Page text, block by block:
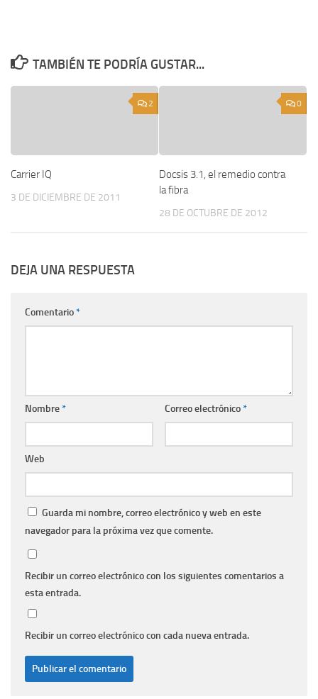
TAMBIÉN TE PODRÍA GUSTAR...
2
Carrier IQ
3 DE DICIEMBRE DE 2011
0
Docsis 3.1, el remedio contra
la fibra
28 DE OCTUBRE DE 2012
DEJA UNA RESPUESTA
Comentario*
Nombre* Correo electrónico*
Web
Guarda mi nombre, correo electrónico y web en este
navegador para la próxima vez que comente.
Recibir un correo electrónico con los siguientes comentarios a
esta entrada.
Recibir un correo electrónico con cada nueva entrada.